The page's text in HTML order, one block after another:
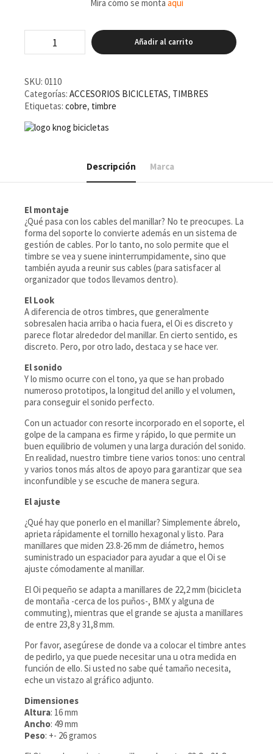
Mira cómo se monta aquí
Pequeño
Brass
cantidad
Añadir al carrito
SKU: 0110
Categorías: ACCESORIOS BICICLETAS, TIMBRES
Etiquetas: cobre, timbre
Descripción Marca
El montaje
¿Qué pasa con los cables del manillar? No te preocupes. La
forma del soporte lo convierte además en un sistema de
gestión de cables. Por lo tanto, no solo permite que el
timbre se vea y suene ininterrumpidamente, sino que
también ayuda a reunir sus cables (para satisfacer al
organizador que todos llevamos dentro).
El Look
A diferencia de otros timbres, que generalmente
sobresalen hacia arriba o hacia fuera, el Oi es discreto y
parece flotar alrededor del manillar. En cierto sentido, es
discreto. Pero, por otro lado, destaca y se hace ver.
El sonido
Y lo mismo ocurre con el tono, ya que se han probado
numeroso prototipos, la longitud del anillo y el volumen,
para conseguir el sonido perfecto.
Con un actuador con resorte incorporado en el soporte, el
golpe de la campana es firme y rápido, lo que permite un
buen equilibrio de volumen y una larga duración del sonido.
En realidad, nuestro timbre tiene varios tonos: uno central
y varios tonos más altos de apoyo para garantizar que sea
inconfundible y se escuche de manera segura.
El ajuste
¿Qué hay que ponerlo en el manillar? Simplemente ábrelo,
aprieta rápidamente el tornillo hexagonal y listo. Para
manillares que miden 23.8-26 mm de diámetro, hemos
suministrado un espaciador para ayudar a que el Oi se
ajuste cómodamente al manillar.
El Oi pequeño se adapta a manillares de 22,2 mm (bicicleta
de montaña -cerca de los puños-, BMX y alguna de
commuting), mientras que el grande se ajusta a manillares
de entre 23,8 y 31,8 mm.
Por favor, asegúrese de donde va a colocar el timbre antes
de pedirlo, ya que puede necesitar una u otra medida en
función de ello. Si usted no sabe qué tamaño necesita,
eche un vistazo al gráfico adjunto.
Dimensiones
Altura: 16 mm
Ancho: 49 mm
Peso: +- 26 gramos